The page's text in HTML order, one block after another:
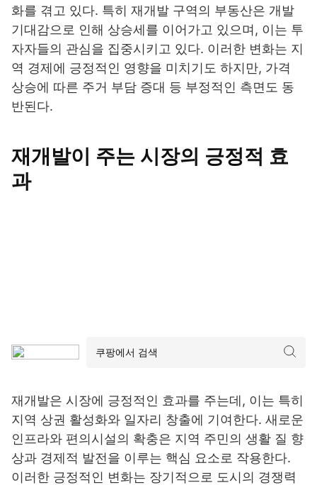
화를 겪고 있다. 특히 재개발 구역의 부동산은 개발
기대감으로 인해 상승세를 이어가고 있으며, 이는 투
자자들의 관심을 집중시키고 있다. 이러한 변화는 지
역 경제에 긍정적인 영향을 미치기도 하지만, 가격
상승에 따른 주거 부담 증대 등 부정적인 측면도 동
반된다.
재개발이 주는 시장의 긍정적 효
과
재개발은 시장에 긍정적인 효과를 주는데, 이는 특히
지역 상권 활성화와 일자리 창출에 기여한다. 새로운
인프라와 편의시설의 확충은 지역 주민의 생활 질 향
상과 경제적 발전을 이루는 핵심 요소로 작용한다.
이러한 긍정적인 변화는 장기적으로 도시의 경쟁력